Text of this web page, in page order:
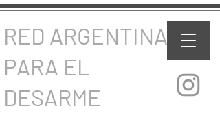
RED ARGENTINA
PARA EL
DESARME